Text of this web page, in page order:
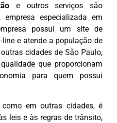
e outros serviços são
empresa especializada em
possui um site de
e atende a população de
cidades de São Paulo,
que proporcionam
para quem possui
como em outras cidades, é
leis e às regras de trânsito,